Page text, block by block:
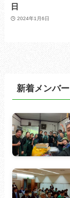
日
2024年1月6日
新着メンバ